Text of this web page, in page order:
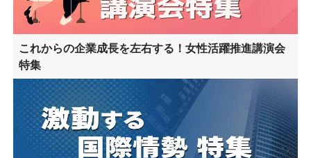
これからの企業成長を左右する！女性活躍推進講演会
特集